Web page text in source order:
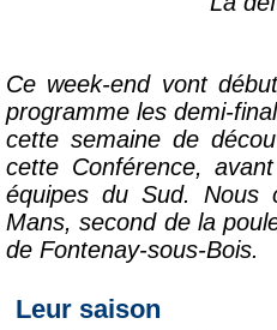
Ce week-end vont
programme les demi-
cette semaine de
cette Conférence,
équipes du Sud. Nous
Mans, second de la
de Fontenay-sous-Bois.
Leur saison